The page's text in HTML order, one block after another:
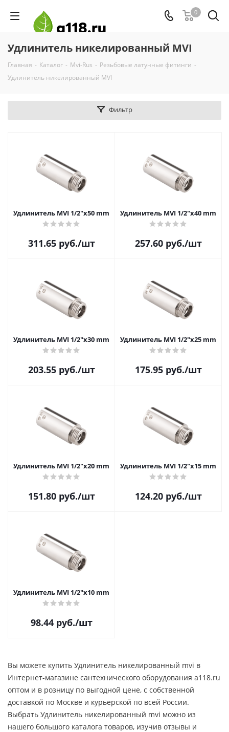
0
Удлинитель никелированный MVI
Главная - Каталог - Mvi-Rus - Резьбовые латунные фитинги -
Удлинитель никелированный MVI
Фильтр
Удлинитель MVI 1/2"x50 mm
311.65руб./шт
Удлинитель MVI 1/2"x40 mm
257.60руб./шт
Удлинитель MVI 1/2"x30 mm
203.55руб./шт
Удлинитель MVI 1/2"x25 mm
175.95руб./шт
Удлинитель MVI 1/2"x20 mm
151.80руб./шт
Удлинитель MVI 1/2"x15 mm
124.20руб./шт
Удлинитель MVI 1/2"x10 mm
98.44руб./шт
Вы можете купить Удлинитель никелированный mvi в
Интернет-магазине сантехнического оборудования a118.ru
оптом и в розницу по выгодной цене, c собственной
доставкой по Москве и курьерской по всей России.
Выбрать Удлинитель никелированный mvi можно из
нашего большого каталога товаров, изучив отзывы и